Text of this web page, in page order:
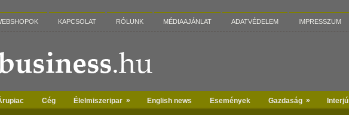
KAPCSOLAT RÓLUNK MÉDIAAJÁNLAT ADATVÉDELEM IMPRESSZUM
Cég Élelmiszeripar » English news Események Gazdaság » Interjú